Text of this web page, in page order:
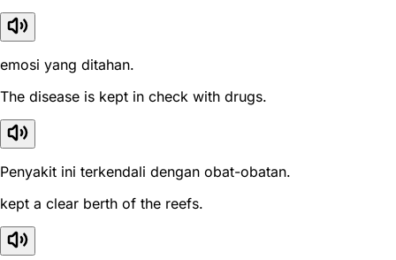
emosi yang ditahan.
The disease is kept in check with drugs.
Penyakit ini terkendali dengan obat-obatan.
kept a clear berth of the reefs.